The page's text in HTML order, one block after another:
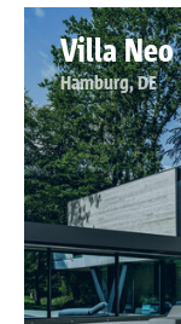
Villa Neo
Hamburg, DE